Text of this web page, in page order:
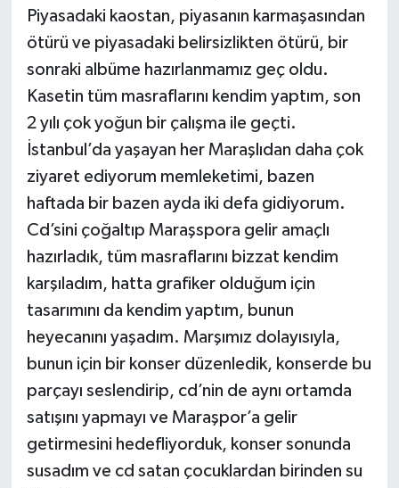
Piyasadaki kaostan, piyasanın karmaşasından
ötürü ve piyasadaki belirsizlikten ötürü, bir
sonraki albüme hazırlanmamız geç oldu.
Kasetin tüm masraflarını kendim yaptım, son
2 yılı çok yoğun bir çalışma ile geçti.
İstanbul’da yaşayan her Maraşlıdan daha çok
ziyaret ediyorum memleketimi, bazen
haftada bir bazen ayda iki defa gidiyorum.
Cd’sini çoğaltıp Maraşspora gelir amaçlı
hazırladık, tüm masraflarını bizzat kendim
karşıladım, hatta grafiker olduğum için
tasarımını da kendim yaptım, bunun
heyecanını yaşadım. Marşımız dolayısıyla,
bunun için bir konser düzenledik, konserde bu
parçayı seslendirip, cd’nin de aynı ortamda
satışını yapmayı ve Maraşpor’a gelir
getirmesini hedefliyorduk, konser sonunda
susadım ve cd satan çocuklardan birinden su